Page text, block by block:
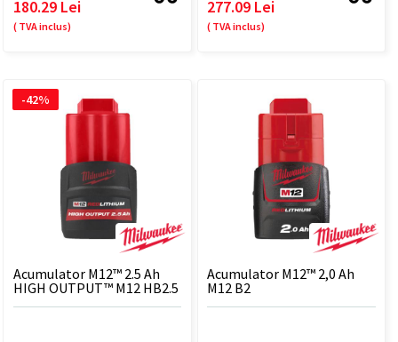
180.29 Lei
( TVA inclus)
277.09 Lei
( TVA inclus)
Acumulator M12™ 2.5 Ah
HIGH OUTPUT™ M12 HB2.5
-42%
Acumulator M12™ 2,0 Ah
M12 B2